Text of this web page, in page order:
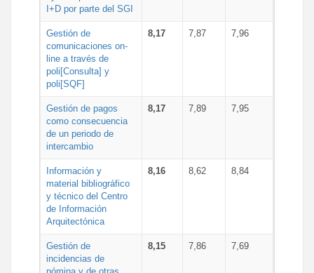
I+D por parte del SGI
Gestión de
comunicaciones on-
line a través de
poli[Consulta] y
poli[SQF]
8,17 7,87 7,96
Gestión de pagos
como consecuencia
de un periodo de
intercambio
8,17 7,89 7,95
Información y
material bibliográfico
y técnico del Centro
de Información
Arquitectónica
8,16 8,62 8,84
Gestión de
incidencias de
nómina y de otras
8,15 7,86 7,69